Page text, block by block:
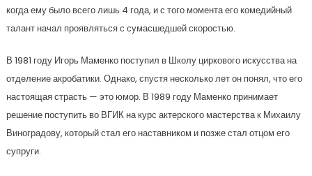
когда ему было всего лишь 4 года, и с того момента его комедийный
талант начал проявляться с сумасшедшей скоростью.
В 1981 году Игорь Маменко поступил в Школу циркового искусства на
отделение акробатики. Однако, спустя несколько лет он понял, что его
настоящая страсть — это юмор. В 1989 году Маменко принимает
решение поступить во ВГИК на курс актерского мастерства к Михаилу
Виноградову, который стал его наставником и позже стал отцом его
супруги.